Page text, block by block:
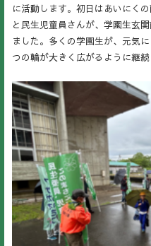
に活動します。初日はあいにく
と民生児童員さんが、学園生玄
ました。多くの学園生が、元気
つの輪が大きく広がるように継続